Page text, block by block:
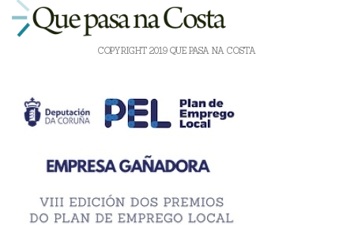
COPYRIGHT 2019 QUE PASA NA COSTA